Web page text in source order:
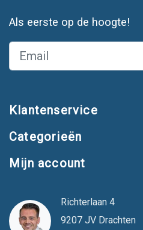
Als eerste op de hoogte!
Klantenservice
Categorieën
Mijn account
Richterlaan 4
9207 JV Drachten